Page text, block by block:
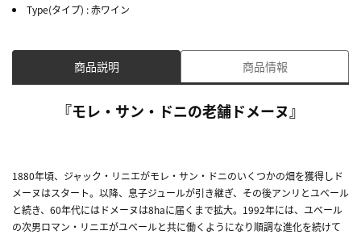
Type(タイプ) : 赤ワイン
商品説明 商品情報
『モレ・サン・ドニの老舗ドメーヌ』
1880年頃、ジャック・リニエがモレ・サン・ドニのいくつかの畑を獲得しド
メーヌはスタート。以降、息子ジュールが引き継ぎ、その後アンリとユベール
と続き、60年代にはドメーヌは8haに届くまで拡大。1992年には、ユベール
の次男ロマン・リニエがユベールと共に働くようになり順調な進化を続けて